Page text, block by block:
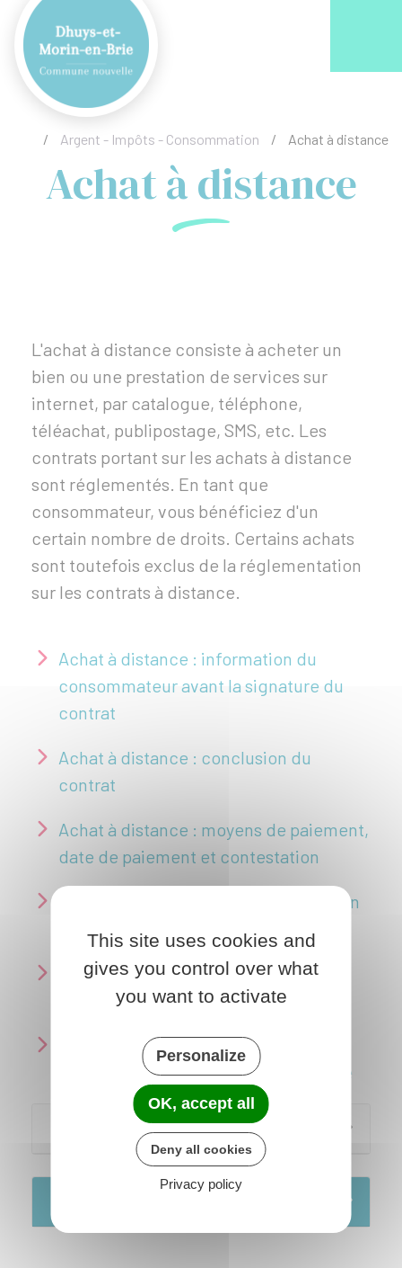
/ Argent - Impôts - Consommation / Achat à distance
Achat à distance
L'achat à distance consiste à acheter un
bien ou une prestation de services sur
internet, par catalogue, téléphone,
téléachat, publipostage, SMS, etc. Les
contrats portant sur les achats à distance
sont réglementés. En tant que
consommateur, vous bénéficiez d'un
certain nombre de droits. Certains achats
sont toutefois exclus de la réglementation
sur les contrats à distance.
Achat à distance : information du
consommateur avant la signature du
contrat
Achat à distance : conclusion du
contrat
Achat à distance : moyens de paiement,
date de paiement et contestation
Vente à distance : droit de rétractation
du consommateur
Achat à distance : livraison du bien ou
exécution de la prestation
Achat à distance, e-commerce :
démarches et recours en cas de litige
Pour en savoir plus
This site uses cookies and
gives you control over what
you want to activate
Personalize
OK, accept all
Deny all cookies
Privacy policy